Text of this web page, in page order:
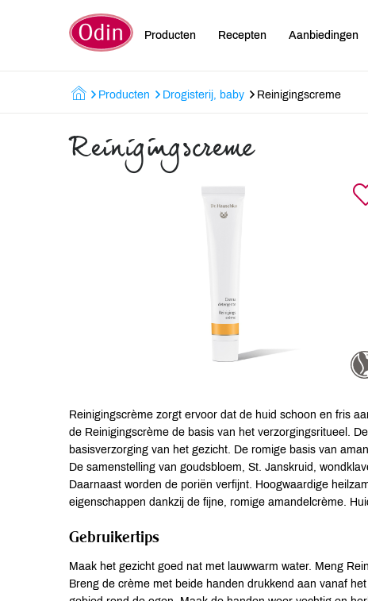
Producten Recepten Aanbiedingen
Producten Drogisterij, baby Reinigingscreme
Reinigingscreme
Reinigingscrème zorgt ervoor dat de huid schoon en fris
de Reinigingscrème de basis van het verzorgingsritueel.
basisverzorging van het gezicht. De romige basis van
De samenstelling van goudsbloem, St. Janskruid,
Daarnaast worden de poriën verfijnt. Hoogwaardige
eigenschappen dankzij de fijne, romige amandelcrème.
Gebruikertips
Maak het gezicht goed nat met lauwwarm water. Meng
Breng de crème met beide handen drukkend aan vanaf